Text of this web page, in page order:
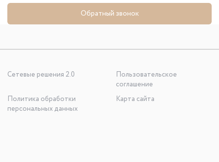
Обратный звонок
Сетевые решения 2.0
Пользовательское
соглашение
Политика обработки
персональных данных
Карта сайта